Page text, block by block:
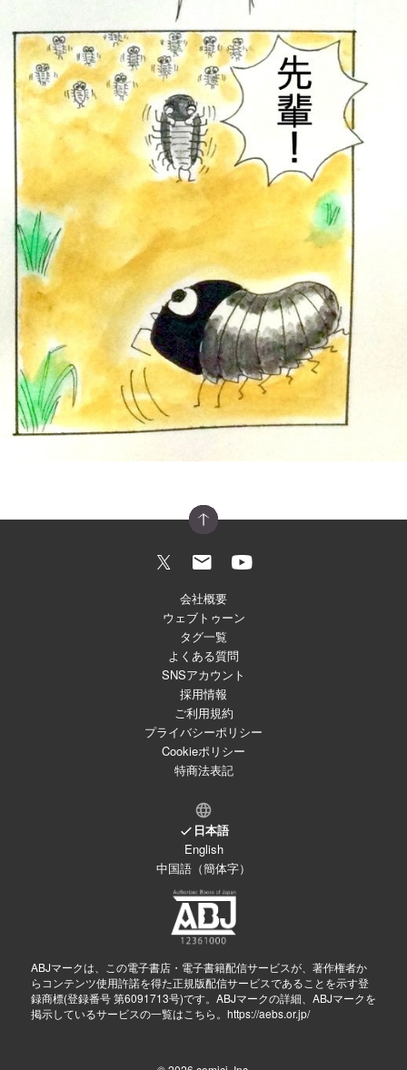
会社概要
ウェブトゥーン
タグ一覧
よくある質問
SNSアカウント
採用情報
ご利用規約
プライバシーポリシー
Cookieポリシー
特商法表記
日本語
English
中国語（簡体字）
ABJマークは、この電子書店・電子書籍配信サービスが、著作権者か
らコンテンツ使用許諾を得た正規版配信サービスであることを示す登
録商標(登録番号 第6091713号)です。ABJマークの詳細、ABJマークを
掲示しているサービスの一覧はこちら。 https://aebs.or.jp/